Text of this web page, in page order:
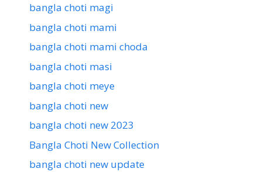
bangla choti magi
bangla choti mami
bangla choti mami choda
bangla choti masi
bangla choti meye
bangla choti new
bangla choti new 2023
Bangla Choti New Collection
bangla choti new update